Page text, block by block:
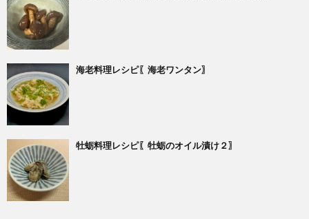
海老料理レシピ〖海老ワンタン〗
牡蛎料理レシピ〖牡蛎のオイル漬け２〗